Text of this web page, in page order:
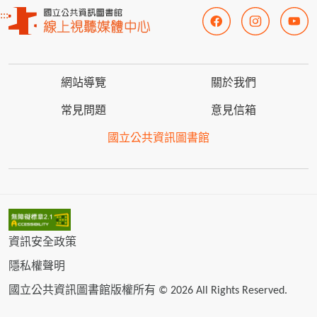
:::
網站導覽 關於我們
常見問題 意見信箱
國立公共資訊圖書館
資訊安全政策
隱私權聲明
國立公共資訊圖書館版權所有 © 2026 All Rights Reserved.